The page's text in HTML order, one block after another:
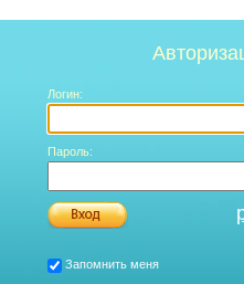
Логин:
Пароль:
Запомнить меня